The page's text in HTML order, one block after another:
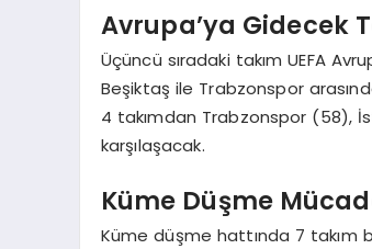
Avrupa’ya Gidecek
Üçüncü sıradaki takım UEFA
Beşiktaş ile Trabzonspor
4 takımdan Trabzonspor (58),
karşılaşacak.
Küme Düşme
Küme düşme hattında 7 takım